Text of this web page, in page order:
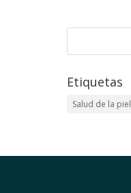
Etiquetas
Salud de la piel